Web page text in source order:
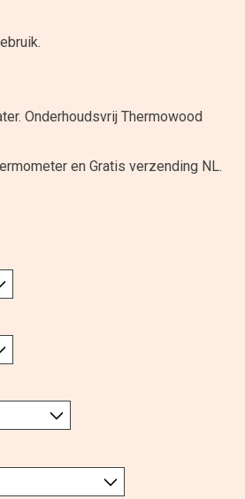
Onderhoudsvrij Thermowood
en Gratis verzending NL.